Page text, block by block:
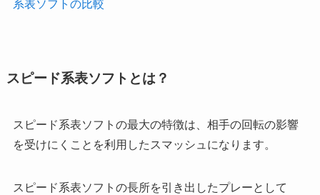
系表ソフトの比較
スピード系表ソフトとは？
スピード系表ソフト の最大の特徴は、相手の回転の影響
を受けにくことを利用したスマッシュになります。
スピード系表ソフトの長所を引き出したプレーとして